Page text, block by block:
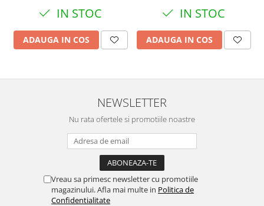
IN STOC
ADAUGA IN COS
IN STOC
ADAUGA IN COS
NEWSLETTER
Nu rata ofertele si promotiile noastre
Vreau sa primesc newsletter cu promotiile
magazinului. Afla mai multe in Politica de
Confidentialitate